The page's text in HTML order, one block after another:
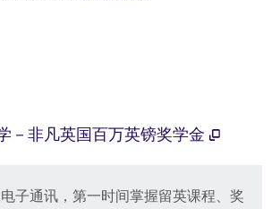
－非凡英国百万英镑奖学金
子通讯，第一时间掌握留英课程、奖